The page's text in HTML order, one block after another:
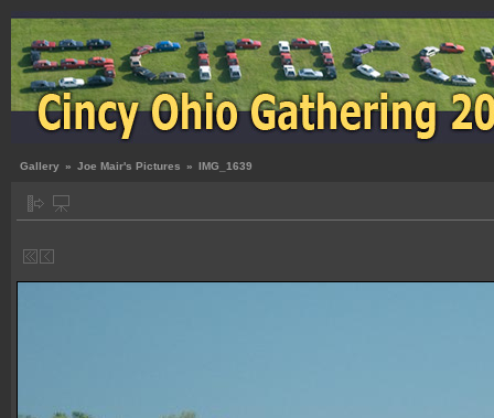
Gallery » Joe Mair's Pictures » IMG_1639